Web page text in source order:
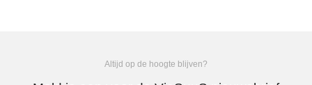
Altijd op de hoogte blijven?